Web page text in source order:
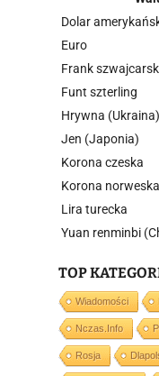
Dolar
Euro
Frank
Funt szterling
Hrywna (Ukraina)
Jen (Japonia)
Korona czeska
Korona norweska
Lira turecka
Yuan renminbi
TOP
Wiadomości
Nczas.info
Rosja